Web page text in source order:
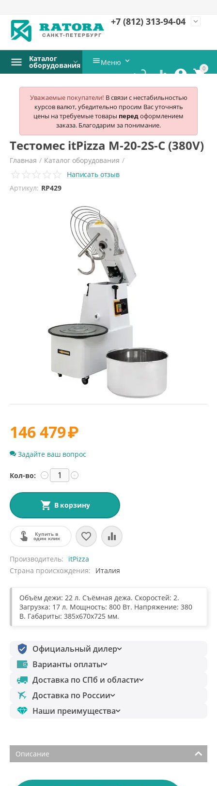
+7 (812) 313-94-04 expand_more
0


 
Каталог
оборудования Меню 
Уважаемые покупатели! В связи с нестабильностью
курсов валют, убедительно просим Вас уточнять
цены на требуемые товары передоформлением
заказа. Благодарим за понимание.
Тестомес itPizza M-20-2S-С (380V)
Главная / Каталог оборудования /
Хлебопекарное и кондитерское оборудование
Тестомесы
Написать отзыв
Артикул: RP429
146 479₽
Задайте ваш вопрос
Кол-во: +
−
В корзину
Купить в
один клик
Производитель
itPizza
Страна происхождения
Италия
Объём дежи: 22 л. Съёмная дежа. Скоростей: 2.
Загрузка: 17 л. Мощность: 800 Вт. Напряжение: 380
В. Габариты: 385x670x725 мм.
Официальный дилер
Варианты оплаты
Доставка по СПб и области
Доставка по России
Наши преимущества
Описание